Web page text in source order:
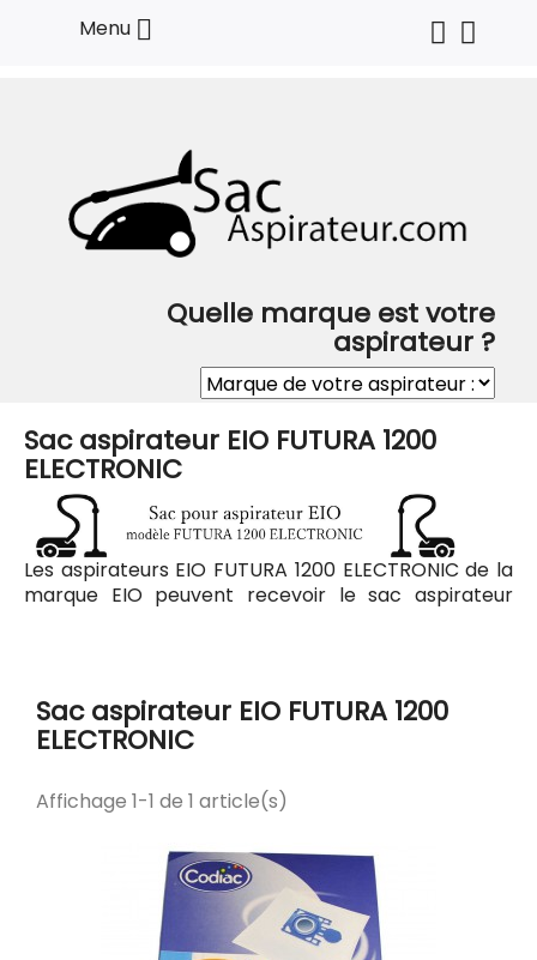
Menu 
Quelle marque est votre
aspirateur ?
Sac aspirateur EIO FUTURA 1200
ELECTRONIC
Les aspirateurs EIO FUTURA 1200 ELECTRONIC de la
marque EIO peuvent recevoir le sac aspirateur
ci-dessous.
Sac aspirateur EIO FUTURA 1200
ELECTRONIC
Affichage 1-1 de 1 article(s)